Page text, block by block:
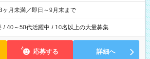
ヶ月未満／即日～9月末まで
/ 40～50代活躍中 / 10名以上の大量募集
応募する 詳細へ